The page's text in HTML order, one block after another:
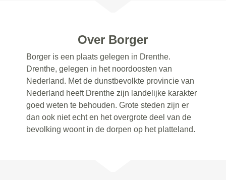
Over Borger
Borger is een plaats gelegen in Drenthe.
Drenthe, gelegen in het noordoosten van
Nederland. Met de dunstbevolkte provincie van
Nederland heeft Drenthe zijn landelijke karakter
goed weten te behouden. Grote steden zijn er
dan ook niet echt en het overgrote deel van de
bevolking woont in de dorpen op het platteland.